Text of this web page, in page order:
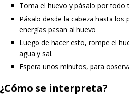
Toma el huevo y pásalo por todo
Pásalo desde la cabeza hasta los
energías pasan al huevo
Luego de hacer esto, rompe el
agua y sal.
Espera unos minutos, para
¿Cómo se interpreta?